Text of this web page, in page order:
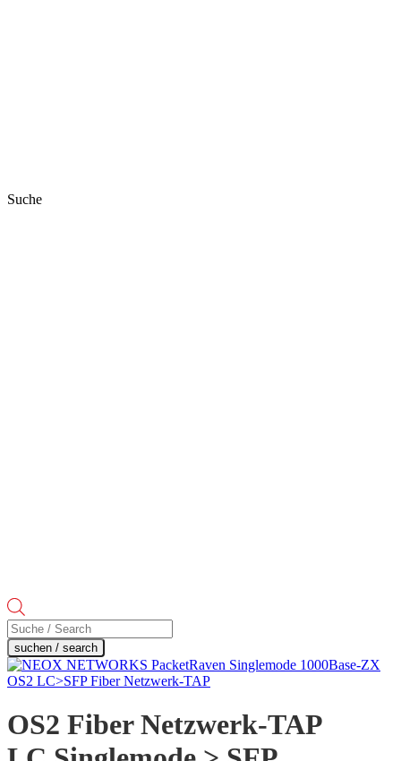
Suche
Products
search
suchen / search
OS2 Fiber Netzwerk-TAP